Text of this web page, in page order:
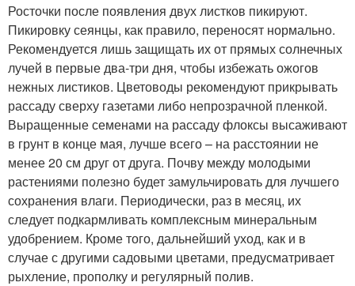
Росточки после появления двух листков пикируют.
Пикировку сеянцы, как правило, переносят нормально.
Рекомендуется лишь защищать их от прямых солнечных
лучей в первые два-три дня, чтобы избежать ожогов
нежных листиков. Цветоводы рекомендуют прикрывать
рассаду сверху газетами либо непрозрачной пленкой.
Выращенные семенами на рассаду флоксы высаживают
в грунт в конце мая, лучше всего – на расстоянии не
менее 20 см друг от друга. Почву между молодыми
растениями полезно будет замульчировать для лучшего
сохранения влаги. Периодически, раз в месяц, их
следует подкармливать комплексным минеральным
удобрением. Кроме того, дальнейший уход, как и в
случае с другими садовыми цветами, предусматривает
рыхление, прополку и регулярный полив.